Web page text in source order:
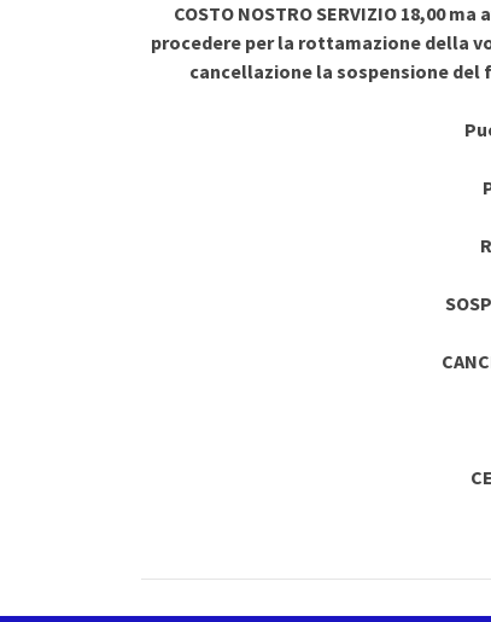
COSTO NOSTRO SERVIZIO 18,00
procedere per la rottamazione della
cancellazione la sospensione del